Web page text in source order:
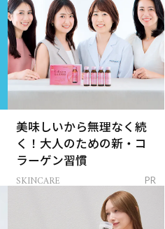
美味しいから無理なく続
く！大人のための新・コ
ラーゲン習慣
SKINCARE PR